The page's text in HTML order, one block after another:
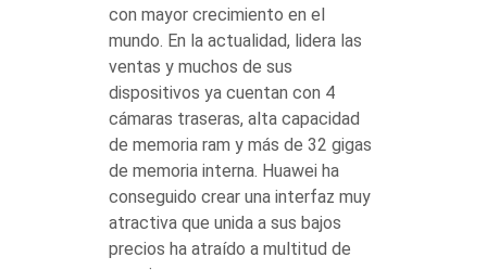
con mayor crecimiento en el
mundo. En la actualidad, lidera las
ventas y muchos de sus
dispositivos ya cuentan con 4
cámaras traseras, alta capacidad
de memoria ram y más de 32 gigas
de memoria interna. Huawei ha
conseguido crear una interfaz muy
atractiva que unida a sus bajos
precios ha atraído a multitud de